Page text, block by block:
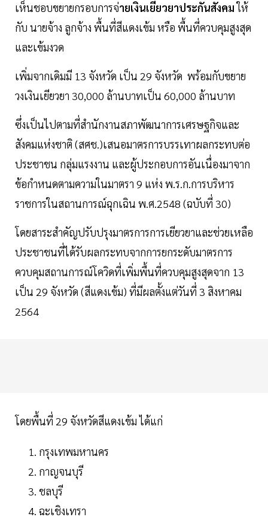
เห็นชอบขยายกรอบการจ่ายเงินเยียวยาประกันสังคมให้
กับ นายจ้าง ลูกจ้าง พื้นที่สีแดงเข้ม หรือ พื้นที่ควบคุมสูงสุด
และเข้มงวด
เพิ่มจากเดิมมี 13 จังหวัด เป็น 29 จังหวัด พร้อมกับขยาย
วงเงินเยียวยา 30,000 ล้านบาทเป็น 60,000 ล้านบาท
ซึ่งเป็นไปตามที่สำนักงานสภาพัฒนาการเศรษฐกิจและ
สังคมแห่งชาติ (สศช.)เสนอมาตรการบรรเทาผลกระทบต่อ
ประชาชน กลุ่มแรงงาน และผู้ประกอบการอันเนื่องมาจาก
ข้อกำหนดตามความในมาตรา 9 แห่ง พ.ร.ก.การบริหาร
ราชการในสถานการณ์ฉุกเฉิน พ.ศ.2548 (ฉบับที่ 30)
โดยสาระสำคัญปรับปรุงมาตรการการเยียวยาและช่วยเหลือ
ประชาชนที่ได้รับผลกระทบจากการยกระดับมาตรการ
ควบคุมสถานการณ์โควิดที่เพิ่มพื้นที่ควบคุมสูงสุดจาก 13
เป็น 29 จังหวัด (สีแดงเข้ม) ที่มีผลตั้งแต่วันที่ 3 สิงหาคม
2564
โดยพื้นที่ 29 จังหวัดสีแดงเข้ม ได้แก่
กรุงเทพมหานคร
กาญจนบุรี
ชลบุรี
ฉะเชิงเทรา